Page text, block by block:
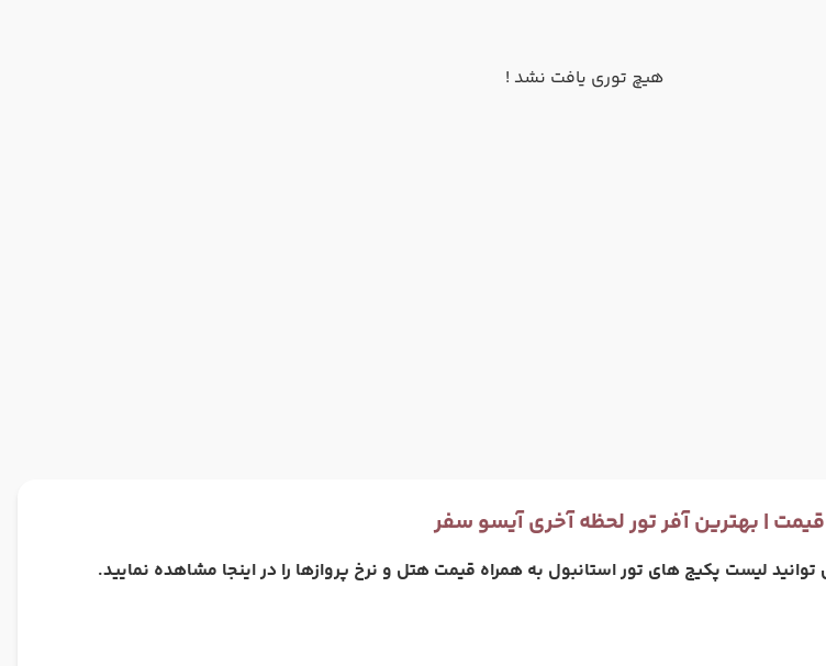
هیچ توری یافت نشد !
قیمت | بهترین آفر تور لحظه آخری آیسو سفر
لیست پکیج های تور استانبول به همراه قیمت هتل و نرخ پروازها را در اینجا مشاهده نمایید.